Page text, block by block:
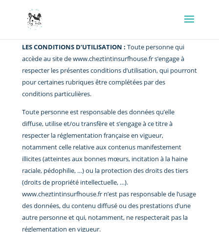
LES CONDITIONS D’UTILISATION : Toute personne qui
accède au site de www.cheztintinsurfhouse.fr s’engage à
respecter les présentes conditions d’utilisation, qui pourront
pour certaines rubriques être complétées par des
conditions particulières.
Toute personne est responsable des données qu’elle
diffuse, utilise et/ou transfère et s’engage à ce titre à
respecter la réglementation française en vigueur,
notamment celle relative aux contenus manifestement
illicites (atteintes aux bonnes mœurs, incitation à la haine
raciale, pédophilie, …) ou la protection des droits des tiers
(droits de propriété intellectuelle, …).
www.cheztintinsurfhouse.fr n’est pas responsable de l’usage
des données, du contenu diffusé ou des prestations d’une
autre personne et qui, notamment, ne respecterait pas la
réglementation en vigueur.